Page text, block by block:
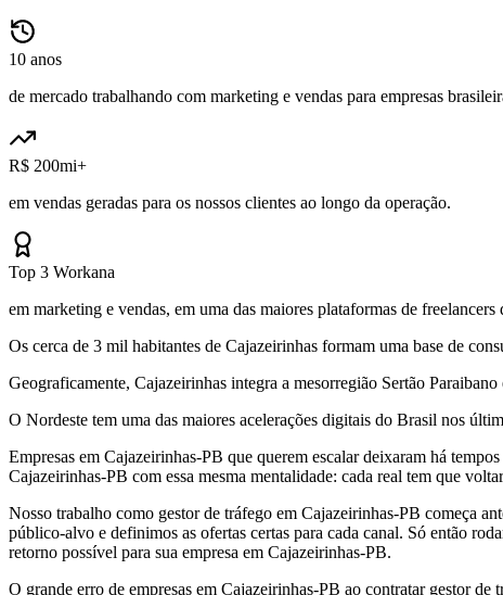
10 anos
de mercado trabalhando com marketing e vendas para empresas
R$ 200mi+
em vendas geradas para os nossos clientes ao longo da operação.
Top 3 Workana
em marketing e vendas, em uma das maiores plataformas de freelancers
Os cerca de 3 mil habitantes de Cajazeirinhas formam uma base de
Geograficamente, Cajazeirinhas integra a mesorregião Sertão
O Nordeste tem uma das maiores acelerações digitais do Brasil nos
Empresas em Cajazeirinhas-PB que querem escalar deixaram há
Cajazeirinhas-PB com essa mesma mentalidade: cada real tem que
Nosso trabalho como gestor de tráfego em Cajazeirinhas-PB começa
público-alvo e definimos as ofertas certas para cada canal. Só então
retorno possível para sua empresa em Cajazeirinhas-PB.
O grande erro de empresas em Cajazeirinhas-PB ao contratar gestor